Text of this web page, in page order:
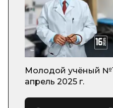
Молодой учёный
апрель 2025 г.